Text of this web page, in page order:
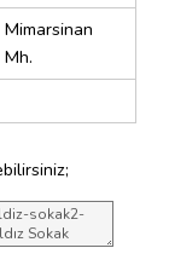
Mimarsinan
Mh.